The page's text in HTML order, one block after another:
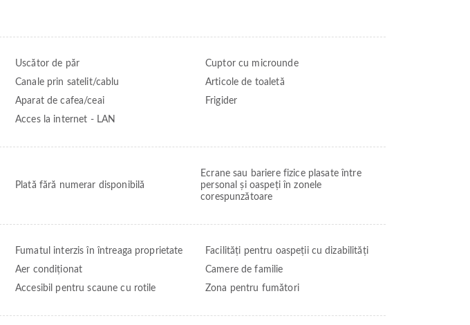
Uscător de păr
Cuptor cu microunde
Canale prin satelit/cablu
Articole de toaletă
Aparat de cafea/ceai
Frigider
Acces la internet - LAN
Plată fără numerar disponibilă
Ecrane sau bariere fizice plasate între
personal și oaspeți în zonele
corespunzătoare
Fumatul interzis în întreaga proprietate
Facilități pentru oaspeții cu dizabilități
Aer condiționat
Camere de familie
Accesibil pentru scaune cu rotile Zona pentru fumători